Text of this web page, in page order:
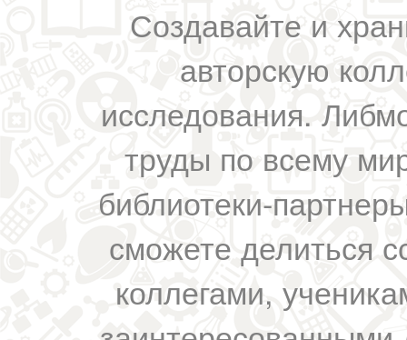
Создавайте и
авторскую
исследования.
труды по всему
библиотеки-
сможете делиться
коллегами,